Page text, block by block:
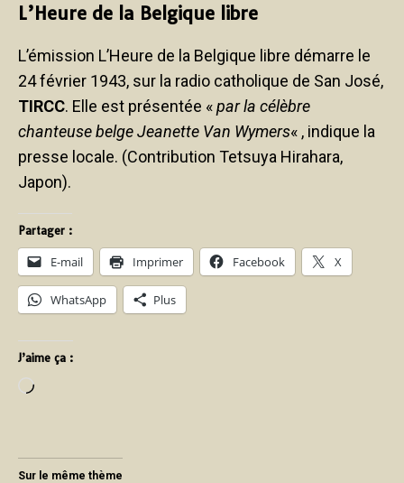
L’Heure de la Belgique libre
L’émission L’Heure de la Belgique libre démarre le
24 février 1943, sur la radio catholique de San José,
TIRCC. Elle est présentée «par la célèbre
chanteuse belge Jeanette Van Wymers« , indique la
presse locale. (Contribution Tetsuya Hirahara,
Japon).
Partager :
E-mail Imprimer Facebook X
WhatsApp Plus
J’aime ça :
Sur le même thème